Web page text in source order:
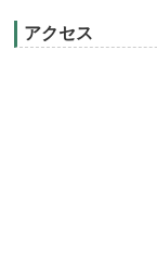
アクセス